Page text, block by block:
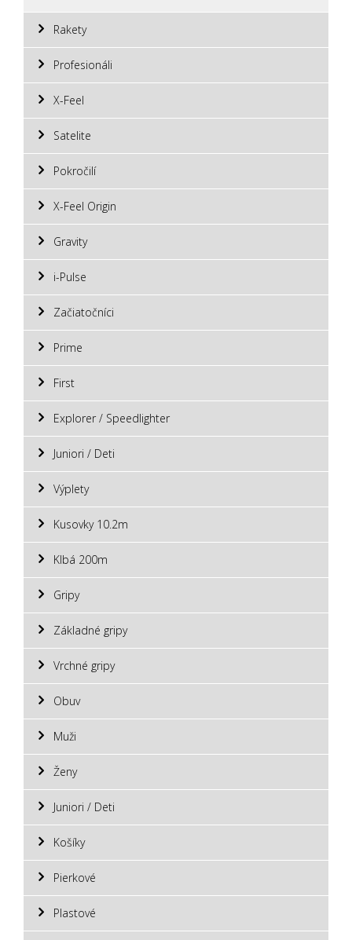
Rakety
Profesionáli
X-Feel
Satelite
Pokročilí
X-Feel Origin
Gravity
i-Pulse
Začiatočníci
Prime
First
Explorer / Speedlighter
Juniori / Deti
Výplety
Kusovky 10.2m
Klbá 200m
Gripy
Základné gripy
Vrchné gripy
Obuv
Muži
Ženy
Juniori / Deti
Košíky
Pierkové
Plastové